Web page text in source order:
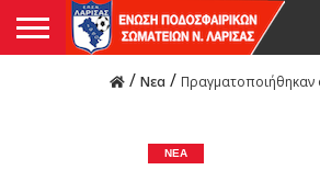
/ Νεα / Πραγματοποιήθηκαν
ΝΕΑ